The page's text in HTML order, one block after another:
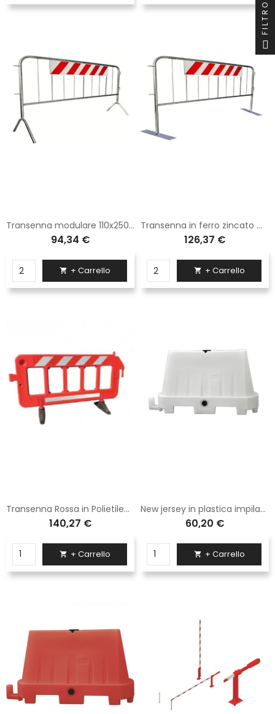
Transenna modulare 110x250 Sisas con pannello rifrangente e completa di zampe tipo normale
94,34 €
 + Carrello
Transenna in ferro zincato modulare 110x250 con pannello rifrangente - completa di zampe tipo Normale
126,37 €
 + Carrello
Transenna Rossa in Polietilene Sisas ecosostenibile leggera e durevole dimensioni 100X195
140,27 €
 + Carrello
New jersey in plastica impilabile bianco
60,20 €
 + Carrello
FILTRO